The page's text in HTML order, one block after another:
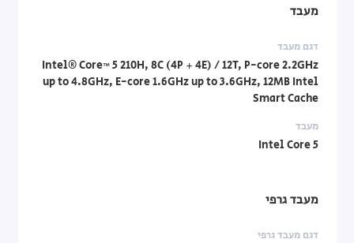
מעבד
דגם מעבד
Intel® Core™ 5 210H, 8C (4P + 4E) / 12T, P-core 2.2GHz
up to 4.8GHz, E-core 1.6GHz up to 3.6GHz, 12MB Intel
Smart Cache
מעבד
Intel Core 5
מעבד גרפי
דגם מעבד גרפי